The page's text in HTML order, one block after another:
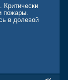
Критически
пожары.
в долевой